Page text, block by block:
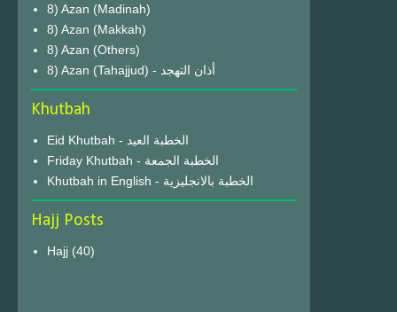
8) Azan (Madinah)
8) Azan (Makkah)
8) Azan (Others)
8) Azan (Tahajjud) - أذان التهجد
Khutbah
Eid Khutbah - الخطبة العيد
Friday Khutbah - الخطبة الجمعة
Khutbah in English - الخطبة بالانجليزية
Hajj Posts
Hajj (40)